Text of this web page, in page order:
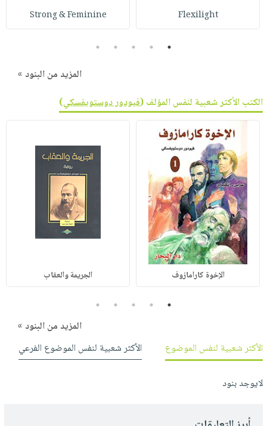
Flexilight
Strong & Feminine
1
2
3
4
5
المزيد من البنود »
الكتب الأكثر شعبية لنفس المؤلف (فيودور دوستويفسكي)
الإخوة كارامازوف الجريمة والعقاب
1
2
3
4
5
المزيد من البنود »
الأكثر شعبية لنفس الموضوع
الأكثر شعبية لنفس الموضوع الفرعي
لايوجد بنود